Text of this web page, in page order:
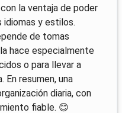
la ventaja de poder
y estilos.
de tomas
hace especialmente
o para llevar a
En resumen, una
diaria, con
fiable. 😊